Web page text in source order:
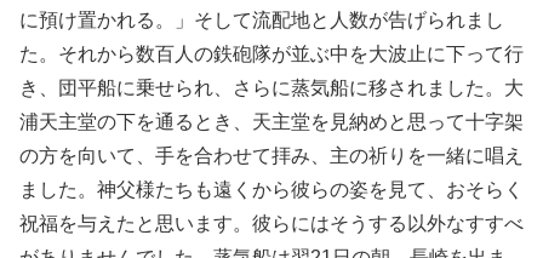
に預け置かれる。」そして流配地と人数が告げられまし
た。それから数百人の鉄砲隊が並ぶ中を大波止に下って行
き、団平船に乗せられ、さらに蒸気船に移されました。大
浦天主堂の下を通るとき、天主堂を見納めと思って十字架
の方を向いて、手を合わせて拝み、主の祈りを一緒に唱え
ました。神父様たちも遠くから彼らの姿を見て、おそらく
祝福を与えたと思います。彼らにはそうする以外なすすべ